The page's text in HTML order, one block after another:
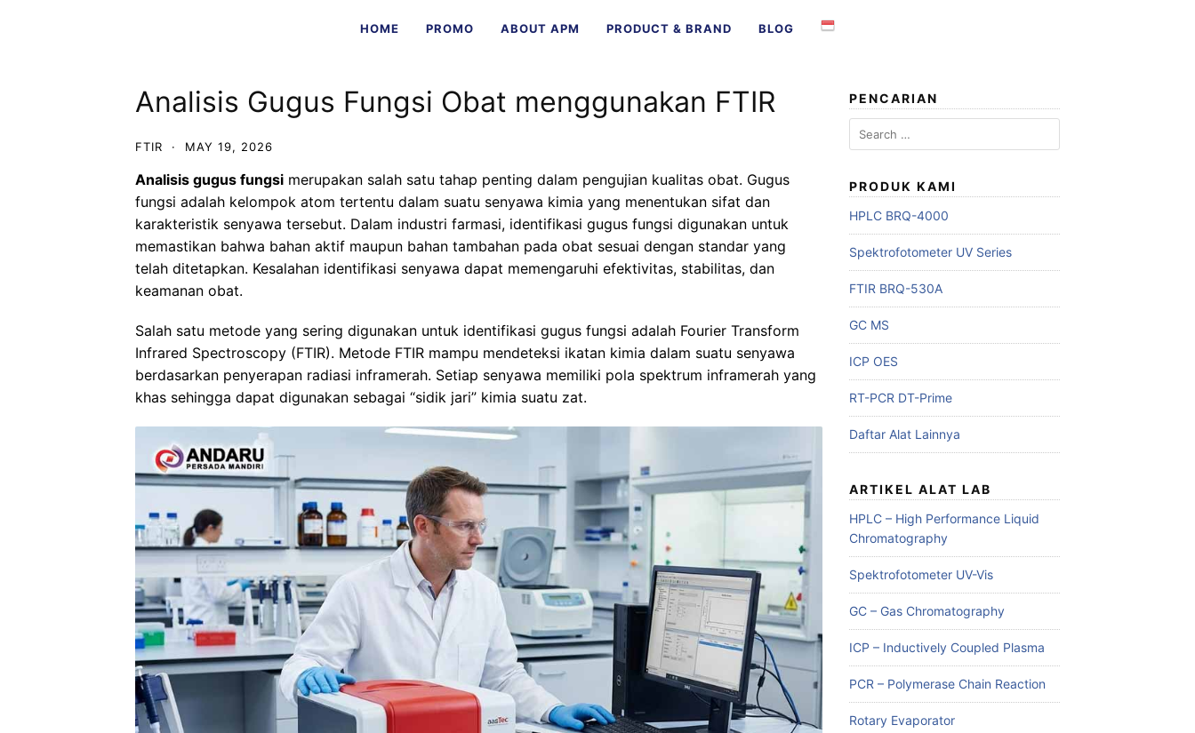
HOME PROMO ABOUT APM PRODUCT & BRAND BLOG
Analisis Gugus Fungsi Obat menggunakan FTIR
FTIR · MAY 19, 2026
Analisis gugus fungsi merupakan salah satu tahap penting dalam pengujian kualitas obat. Gugus
fungsi adalah kelompok atom tertentu dalam suatu senyawa kimia yang menentukan sifat dan
karakteristik senyawa tersebut. Dalam industri farmasi, identifikasi gugus fungsi digunakan untuk
memastikan bahwa bahan aktif maupun bahan tambahan pada obat sesuai dengan standar yang
telah ditetapkan. Kesalahan identifikasi senyawa dapat memengaruhi efektivitas, stabilitas, dan
keamanan obat.
Salah satu metode yang sering digunakan untuk identifikasi gugus fungsi adalah Fourier Transform
Infrared Spectroscopy (FTIR). Metode FTIR mampu mendeteksi ikatan kimia dalam suatu senyawa
berdasarkan penyerapan radiasi inframerah. Setiap senyawa memiliki pola spektrum inframerah yang
khas sehingga dapat digunakan sebagai “sidik jari” kimia suatu zat.
PENCARIAN
Search
for:
PRODUK KAMI
HPLC BRQ-4000
Spektrofotometer UV Series
FTIR BRQ-530A
GC MS
ICP OES
RT-PCR DT-Prime
Daftar Alat Lainnya
ARTIKEL ALAT LAB
HPLC – High Performance Liquid
Chromatography
Spektrofotometer UV-Vis
GC – Gas Chromatography
ICP – Inductively Coupled Plasma
PCR – Polymerase Chain Reaction
Rotary Evaporator